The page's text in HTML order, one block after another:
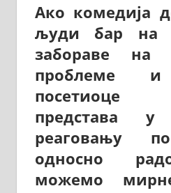
Ако комедија
људи бар на
забораве на
проблеме и
посетиоце
представа у
реаговању
односно
можемо